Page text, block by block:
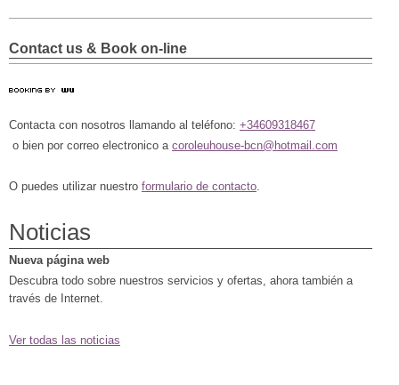
Contact us & Book on-line
Contacta con nosotros llamando al teléfono: +34609318467
o bien por correo electronico a coroleuhouse-bcn@hotmail.com
O puedes utilizar nuestro formulario de contacto.
Noticias
Nueva página web
Descubra todo sobre nuestros servicios y ofertas, ahora también a
través de Internet.
Ver todas las noticias